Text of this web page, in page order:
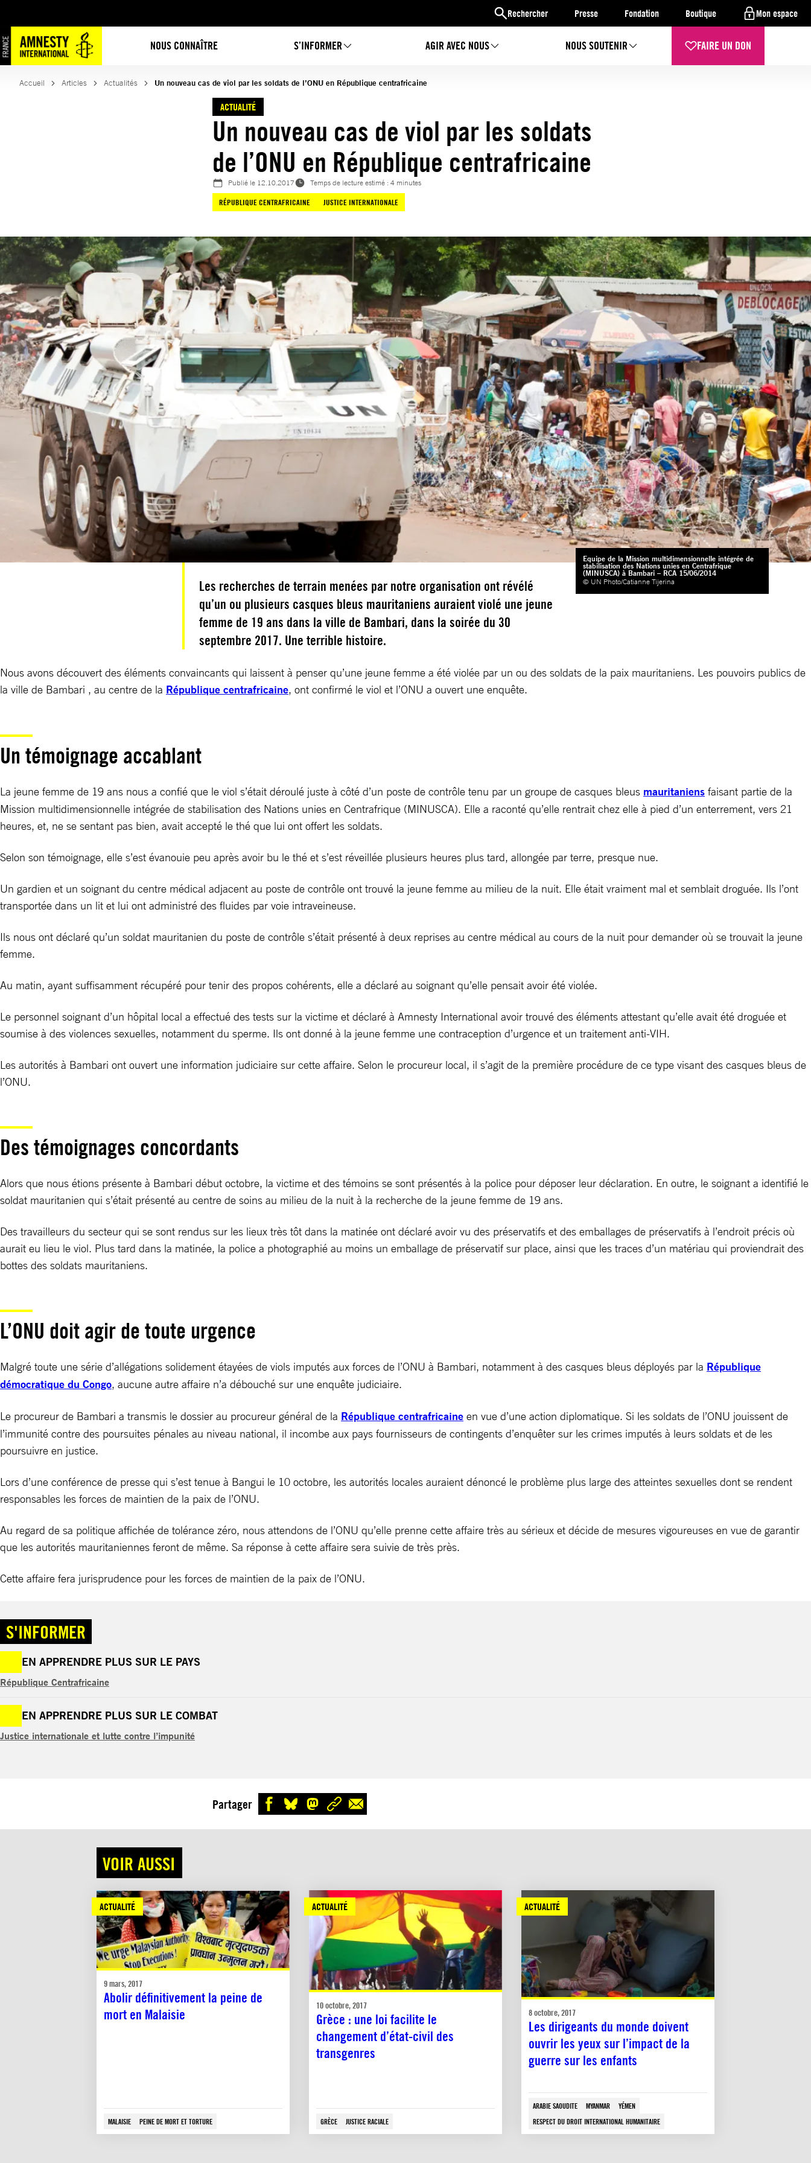
Rechercher Presse Fondation Boutique Mon espace
NOUS CONNAÎTRE S’INFORMER AGIR AVEC NOUS NOUS SOUTENIR FAIRE UN DON
au
contenu
Accueil Articles Actualités Un nouveau cas de viol par les soldats de l’ONU en République centrafricaine
ACTUALITÉ
Un nouveau cas de viol par les soldats
de l’ONU en République centrafricaine
Publié le 12.10.2017
Temps de lecture estimé : 4 minutes
RÉPUBLIQUE CENTRAFRICAINE
JUSTICE INTERNATIONALE
Equipe de la Mission multidimensionnelle intégrée de
stabilisation des Nations unies en Centrafrique
(MINUSCA) à Bambari – RCA 15/06/2014
© UN Photo/Catianne Tijerina
Les recherches de terrain menées par notre organisation ont révélé
qu’un ou plusieurs casques bleus mauritaniens auraient violé une jeune
femme de 19 ans dans la ville de Bambari, dans la soirée du 30
septembre 2017. Une terrible histoire.
Nous avons découvert des éléments convaincants qui laissent à penser qu’une jeune femme a été violée par un ou des soldats de la paix mauritaniens. Les pouvoirs publics de
la ville de Bambari , au centre de la République centrafricaine, ont confirmé le viol et l’ONU a ouvert une enquête.
Un témoignage accablant
La jeune femme de 19 ans nous a confié que le viol s’était déroulé juste à côté d’un poste de contrôle tenu par un groupe de casques bleus mauritaniens faisant partie de la
Mission multidimensionnelle intégrée de stabilisation des Nations unies en Centrafrique (MINUSCA). Elle a raconté qu’elle rentrait chez elle à pied d’un enterrement, vers 21
heures, et, ne se sentant pas bien, avait accepté le thé que lui ont offert les soldats.
Selon son témoignage, elle s’est évanouie peu après avoir bu le thé et s’est réveillée plusieurs heures plus tard, allongée par terre, presque nue.
Un gardien et un soignant du centre médical adjacent au poste de contrôle ont trouvé la jeune femme au milieu de la nuit. Elle était vraiment mal et semblait droguée. Ils l’ont
transportée dans un lit et lui ont administré des fluides par voie intraveineuse.
Ils nous ont déclaré qu’un soldat mauritanien du poste de contrôle s’était présenté à deux reprises au centre médical au cours de la nuit pour demander où se trouvait la jeune
femme.
Au matin, ayant suffisamment récupéré pour tenir des propos cohérents, elle a déclaré au soignant qu’elle pensait avoir été violée.
Le personnel soignant d’un hôpital local a effectué des tests sur la victime et déclaré à Amnesty International avoir trouvé des éléments attestant qu’elle avait été droguée et
soumise à des violences sexuelles, notamment du sperme. Ils ont donné à la jeune femme une contraception d’urgence et un traitement anti-VIH.
Les autorités à Bambari ont ouvert une information judiciaire sur cette affaire. Selon le procureur local, il s’agit de la première procédure de ce type visant des casques bleus de
l’ONU.
Des témoignages concordants
Alors que nous étions présente à Bambari début octobre, la victime et des témoins se sont présentés à la police pour déposer leur déclaration. En outre, le soignant a identifié le
soldat mauritanien qui s’était présenté au centre de soins au milieu de la nuit à la recherche de la jeune femme de 19 ans.
Des travailleurs du secteur qui se sont rendus sur les lieux très tôt dans la matinée ont déclaré avoir vu des préservatifs et des emballages de préservatifs à l’endroit précis où
aurait eu lieu le viol. Plus tard dans la matinée, la police a photographié au moins un emballage de préservatif sur place, ainsi que les traces d’un matériau qui proviendrait des
bottes des soldats mauritaniens.
L’ONU doit agir de toute urgence
Malgré toute une série d’allégations solidement étayées de viols imputés aux forces de l’ONU à Bambari, notamment à des casques bleus déployés par la République
démocratique du Congo, aucune autre affaire n’a débouché sur une enquête judiciaire.
Le procureur de Bambari a transmis le dossier au procureur général de la République centrafricaine en vue d’une action diplomatique. Si les soldats de l’ONU jouissent de
l’immunité contre des poursuites pénales au niveau national, il incombe aux pays fournisseurs de contingents d’enquêter sur les crimes imputés à leurs soldats et de les
poursuivre en justice.
Lors d’une conférence de presse qui s’est tenue à Bangui le 10 octobre, les autorités locales auraient dénoncé le problème plus large des atteintes sexuelles dont se rendent
responsables les forces de maintien de la paix de l’ONU.
Au regard de sa politique affichée de tolérance zéro, nous attendons de l’ONU qu’elle prenne cette affaire très au sérieux et décide de mesures vigoureuses en vue de garantir
que les autorités mauritaniennes feront de même. Sa réponse à cette affaire sera suivie de très près.
Cette affaire fera jurisprudence pour les forces de maintien de la paix de l’ONU.
S'INFORMER
EN APPRENDRE PLUS SUR LE PAYS
République Centrafricaine
EN APPRENDRE PLUS SUR LE COMBAT
Justice internationale et lutte contre l’impunité
Partager
VOIR AUSSI
ACTUALITÉ
9 mars, 2017
Abolir définitivement la peine de
mort en Malaisie
MALAISIE PEINE DE MORT ET TORTURE
ACTUALITÉ
10 octobre, 2017
Grèce : une loi facilite le
changement d’état-civil des
transgenres
GRÈCE JUSTICE RACIALE
ACTUALITÉ
8 octobre, 2017
Les dirigeants du monde doivent
ouvrir les yeux sur l’impact de la
guerre sur les enfants
ARABIE SAOUDITE MYANMAR
YÉMEN
RESPECT DU DROIT INTERNATIONAL HUMANITAIRE